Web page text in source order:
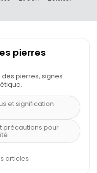
pierres
pierres, signes
et signification
précautions pour
de pierre
articles